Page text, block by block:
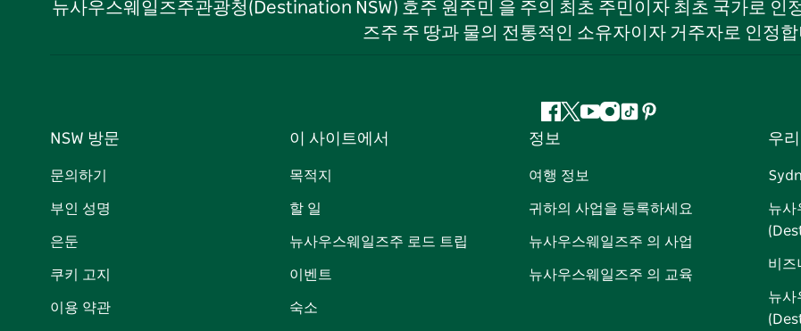
뉴사우스웨일즈주관광청(Destination NSW) 호주 원주민 을 주의 최초 주민이자 최초 국가로 인
즈주 주 땅과 물의 전통적인 소유자이자 거주자로 인정
페
이
지 유 인
램
틱
핀
트
NSW 방문
문의하기
부인 성명
은둔
쿠키 고지
이용 약관
이 사이트에서
목적지
할 일
뉴사우스웨일즈주 로드 트립
이벤트
숙소
정보
여행 정보
귀하의 사업을 등록하세요
뉴사우스웨일즈주 의 사업
뉴사우스웨일즈주 의 교육
우
뉴사
비즈
뉴사